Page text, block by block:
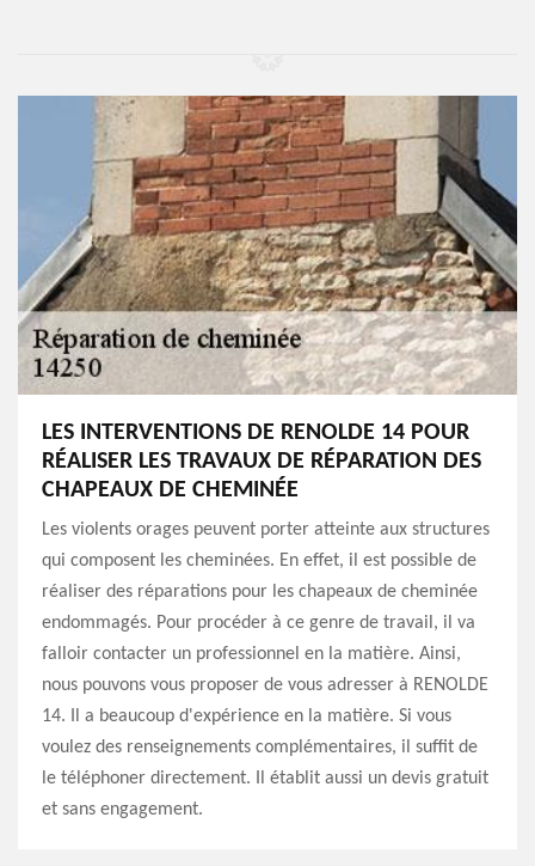
LES INTERVENTIONS DE RENOLDE 14 POUR
RÉALISER LES TRAVAUX DE RÉPARATION DES
CHAPEAUX DE CHEMINÉE
Les violents orages peuvent porter atteinte aux structures
qui composent les cheminées. En effet, il est possible de
réaliser des réparations pour les chapeaux de cheminée
endommagés. Pour procéder à ce genre de travail, il va
falloir contacter un professionnel en la matière. Ainsi,
nous pouvons vous proposer de vous adresser à RENOLDE
14. Il a beaucoup d'expérience en la matière. Si vous
voulez des renseignements complémentaires, il suffit de
le téléphoner directement. Il établit aussi un devis gratuit
et sans engagement.